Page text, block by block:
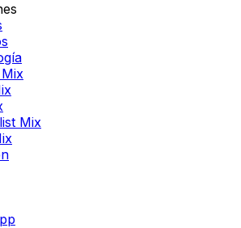
Mix